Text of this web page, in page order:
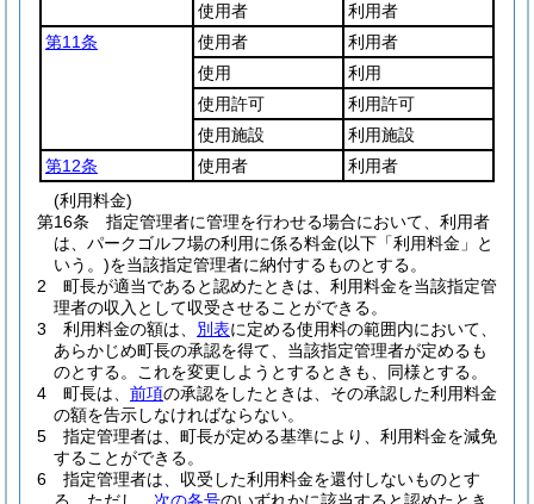
使用者
利用者
第11条
使用者
利用者
使用
利用
使用許可
利用許可
使用施設
利用施設
第12条
使用者
利用者
(利用料金)
第16条
指定管理者に管理を行わせる場合において、利用者
は、パークゴルフ場の利用に係る料金(以下「利用料金」と
いう。)を当該指定管理者に納付するものとする。
2
町長が適当であると認めたときは、利用料金を当該指定管
理者の収入として収受させることができる。
3
利用料金の額は、 別表に定める使用料の範囲内において、
あらかじめ町長の承認を得て、当該指定管理者が定めるも
のとする。
これを変更しようとするときも、同様とする。
4
町長は、 前項の承認をしたときは、その承認した利用料金
の額を告示しなければならない。
5
指定管理者は、町長が定める基準により、利用料金を減免
することができる。
6
指定管理者は、収受した利用料金を還付しないものとす